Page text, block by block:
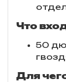
Что
50
Для